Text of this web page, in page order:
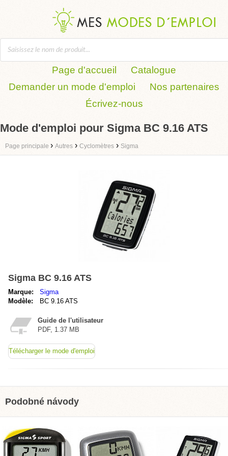
Page d'accueil
Catalogue
Demander un mode d'emploi
Nos partenaires
Écrivez-nous
Mode d'emploi pour Sigma BC 9.16 ATS
Page principale › Autres › Cyclomètres › Sigma
Sigma BC 9.16 ATS
Marque:
Sigma
Modèle:
BC 9.16 ATS
Guide de l'utilisateur
PDF, 1.37 MB
Télécharger le mode d'emploi
Podobné návody